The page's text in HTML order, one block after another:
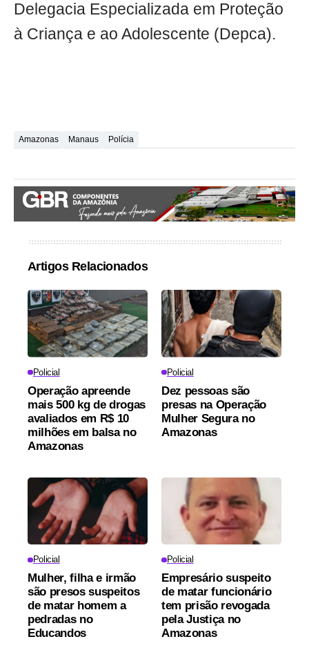
Delegacia Especializada em Proteção
à Criança e ao Adolescente (Depca).
Amazonas Manaus Polícia
Artigos Relacionados
Policial
Operação apreende
mais 500 kg de drogas
avaliados em R$ 10
milhões em balsa no
Amazonas
Policial
Dez pessoas são
presas na Operação
Mulher Segura no
Amazonas
Policial
Mulher, filha e irmão
são presos suspeitos
de matar homem a
pedradas no
Educandos
Policial
Empresário suspeito
de matar funcionário
tem prisão revogada
pela Justiça no
Amazonas